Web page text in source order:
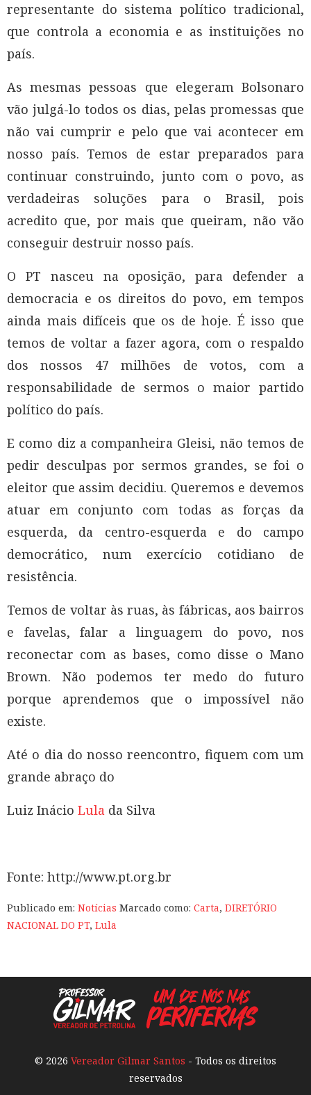
representante do sistema político tradicional,
que controla a economia e as instituições no
país.
As mesmas pessoas que elegeram Bolsonaro
vão julgá-lo todos os dias, pelas promessas que
não vai cumprir e pelo que vai acontecer em
nosso país. Temos de estar preparados para
continuar construindo, junto com o povo, as
verdadeiras soluções para o Brasil, pois
acredito que, por mais que queiram, não vão
conseguir destruir nosso país.
O PT nasceu na oposição, para defender a
democracia e os direitos do povo, em tempos
ainda mais difíceis que os de hoje. É isso que
temos de voltar a fazer agora, com o respaldo
dos nossos 47 milhões de votos, com a
responsabilidade de sermos o maior partido
político do país.
E como diz a companheira Gleisi, não temos de
pedir desculpas por sermos grandes, se foi o
eleitor que assim decidiu. Queremos e devemos
atuar em conjunto com todas as forças da
esquerda, da centro-esquerda e do campo
democrático, num exercício cotidiano de
resistência.
Temos de voltar às ruas, às fábricas, aos bairros
e favelas, falar a linguagem do povo, nos
reconectar com as bases, como disse o Mano
Brown. Não podemos ter medo do futuro
porque aprendemos que o impossível não
existe.
Até o dia do nosso reencontro, fiquem com um
grande abraço do
Luiz Inácio Lula da Silva
Fonte: http://www.pt.org.br
Publicado em: Notícias Marcado como: Carta, DIRETÓRIO
NACIONAL DO PT, Lula
© 2026 Vereador Gilmar Santos - Todos os direitos
reservados